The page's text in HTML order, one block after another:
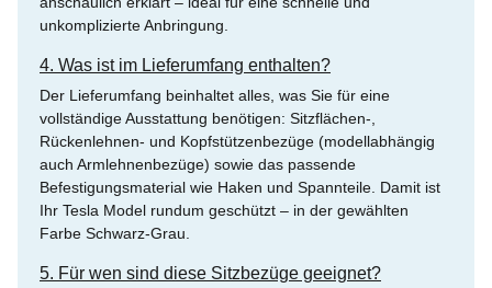
unkomplizierte Anbringung.
4. Was ist im Lieferumfang enthalten?
Der Lieferumfang beinhaltet alles, was Sie für eine
vollständige Ausstattung benötigen: Sitzflächen-,
Rückenlehnen- und Kopfstützenbezüge (modellabhängig
auch Armlehnenbezüge) sowie das passende
Befestigungsmaterial wie Haken und Spannteile. Damit ist
Ihr Tesla Model rundum geschützt – in der gewählten
Farbe Schwarz-Grau.
5. Für wen sind diese Sitzbezüge geeignet?